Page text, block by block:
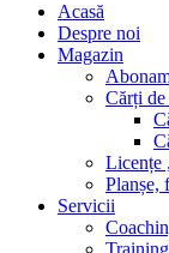
Acasă
Despre noi
Magazin
Cărți de
Licențe
Planșe,
Servicii